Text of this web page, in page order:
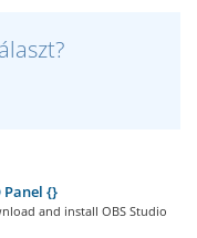
Panel {}
and install OBS Studio